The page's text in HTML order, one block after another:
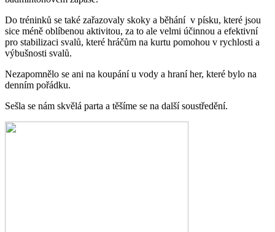
Do tréninků se také zařazovaly skoky a běhání v písku, které jsou
sice méně oblíbenou aktivitou, za to ale velmi účinnou a efektivní
pro stabilizaci svalů, které hráčům na kurtu pomohou v rychlosti a
výbušnosti svalů.
Nezapomnělo se ani na koupání u vody a hraní her, které bylo na
denním pořádku.
Sešla se nám skvělá parta a těšíme se na další soustředění.